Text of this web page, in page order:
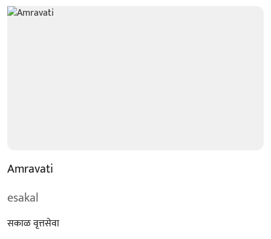
Amravati
esakal
सकाळ वृत्तसेवा